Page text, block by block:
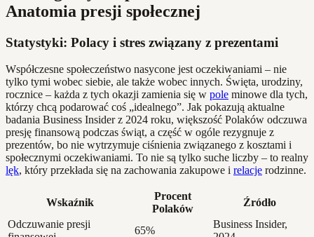
Anatomia presji społecznej
Statystyki: Polacy i stres związany z prezentami
Współczesne społeczeństwo nasycone jest oczekiwaniami – nie
tylko tymi wobec siebie, ale także wobec innych. Święta, urodziny,
rocznice – każda z tych okazji zamienia się w pole minowe dla tych,
którzy chcą podarować coś „idealnego”. Jak pokazują aktualne
badania Business Insider z 2024 roku, większość Polaków odczuwa
presję finansową podczas świąt, a część w ogóle rezygnuje z
prezentów, bo nie wytrzymuje ciśnienia związanego z kosztami i
społecznymi oczekiwaniami. To nie są tylko suche liczby – to realny
lęk, który przekłada się na zachowania zakupowe i relacje rodzinne.
Wskaźnik
Procent
Polaków
Źródło
Odczuwanie presji
65%
Business Insider,